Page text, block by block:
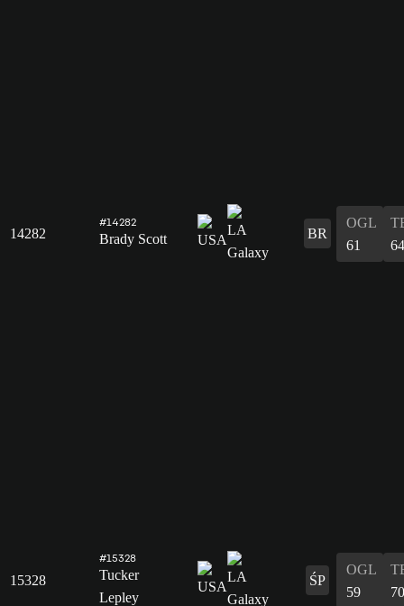
14282
#14282
Brady Scott BR
OGL
61
64
15328
#15328
Tucker
Lepley
ŚP
OGL
59
70